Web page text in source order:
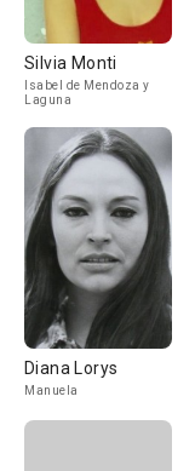
Silvia Monti
Isabel de Mendoza y
Laguna
Diana Lorys
Manuela